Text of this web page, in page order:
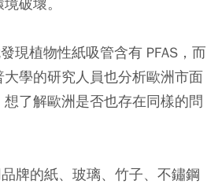
現植物性紙吸管含有 PFAS，而
學的研究人員也分析歐洲市面
了解歐洲是否也存在同樣的問
牌的紙、玻璃、竹子、不鏽鋼